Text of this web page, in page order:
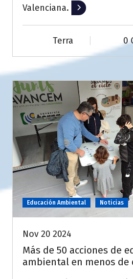
Valenciana.
Leer más
Terra 0
Educación Ambiental Noticias
Nov 20 2024
Más de 50 acciones de
ambiental en menos de